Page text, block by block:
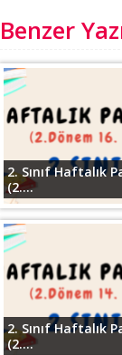
Benzer
2. Sınıf Haftalık
(2....
2. Sınıf Haftalık
(2....